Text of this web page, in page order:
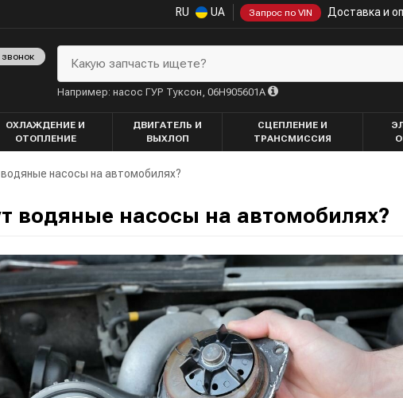
RU UA Запрос по VIN Доставка и
Какую запчасть ищете?
Например: насос ГУР Туксон, 06H905601A
ОХЛАЖДЕНИЕ И
ОТОПЛЕНИЕ
ДВИГАТЕЛЬ И
ВЫХЛОП
СЦЕПЛЕНИЕ И
ТРАНСМИССИЯ
насосы на автомобилях?
водяные насосы на автомобилях?